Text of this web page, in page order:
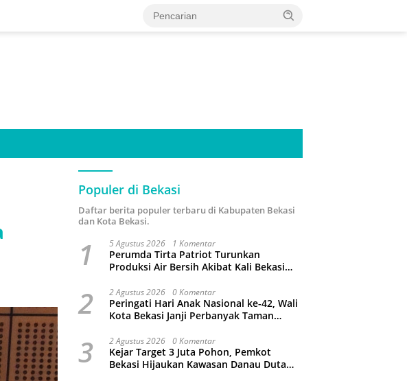
Populer di Bekasi
Daftar berita populer terbaru di Kabupaten Bekasi
dan Kota Bekasi.
1 5 Agustus 2026 1 Komentar
Perumda Tirta Patriot Turunkan
Produksi Air Bersih Akibat Kali Bekasi
2 2 Agustus 2026 0 Komentar
Peringati Hari Anak Nasional ke-42, Wali
Kota Bekasi Janji Perbanyak Taman
3 2 Agustus 2026 0 Komentar
Kejar Target 3 Juta Pohon, Pemkot
Bekasi Hijaukan Kawasan Danau Duta